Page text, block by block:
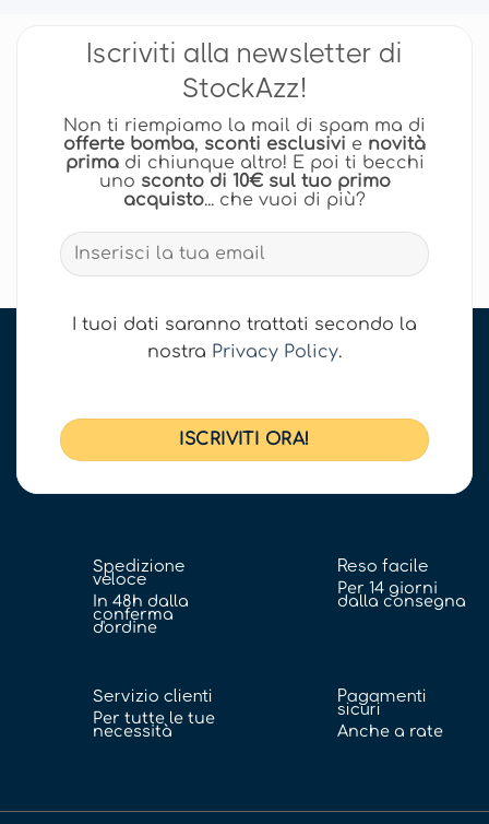
Iscriviti alla newsletter di
StockAzz!
Non ti riempiamo la mail di spam ma di
offerte bomba, sconti esclusivi e novità
primadi chiunque altro! E poi ti becchi
uno sconto di 10€ sul tuo primo
acquisto... che vuoi di più?
I tuoi dati saranno trattati secondo la
nostra Privacy Policy.
Spedizione
veloce
In 48h dalla
conferma
d'ordine
Reso facile
Per 14 giorni
dalla consegna
Servizio clienti
Per tutte le tue
necessità
Pagamenti
sicuri
Anche a rate